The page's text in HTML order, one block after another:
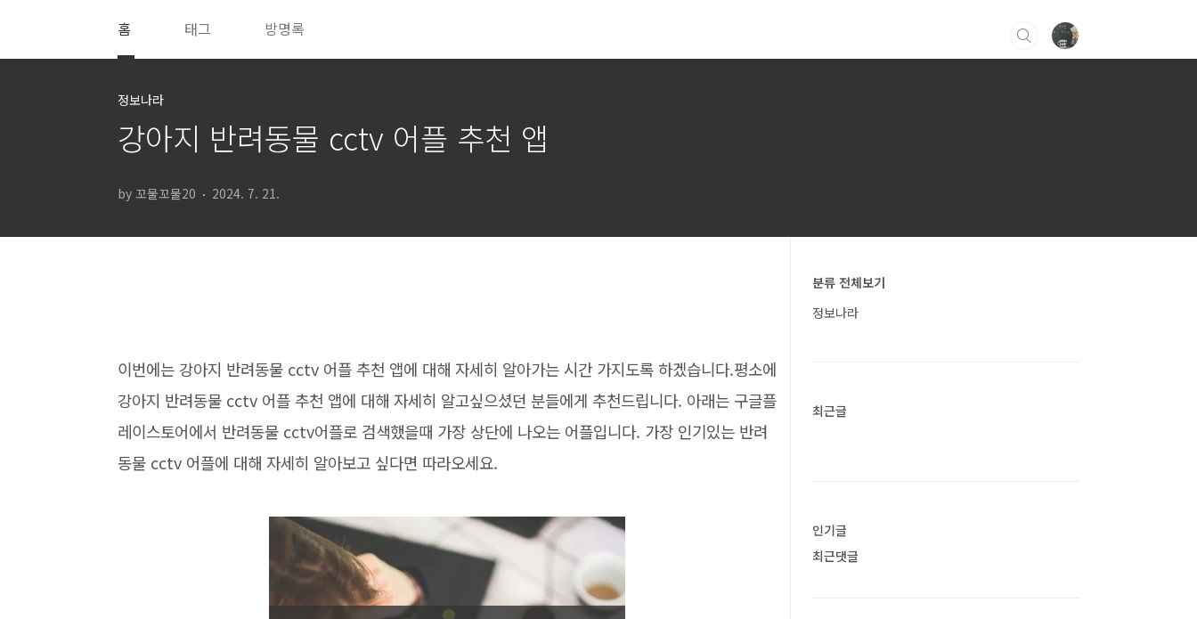
홈 태그 방명록
정보나라
강아지 반려동물 cctv 어플 추천 앱
by 꼬물꼬물20 2024. 7. 21.
이번에는 강아지 반려동물 cctv 어플 추천 앱에 대해 자세히 알아가는 시간 가지도록 하겠습니다.평소에
강아지 반려동물 cctv 어플 추천 앱에 대해 자세히 알고싶으셨던 분들에게 추천드립니다. 아래는 구글플
레이스토어에서 반려동물 cctv어플로 검색했을때 가장 상단에 나오는 어플입니다. 가장 인기있는 반려
동물 cctv 어플에 대해 자세히 알아보고 싶다면 따라오세요.
분류 전체보기
정보나라
최근글
인기글
최근댓글